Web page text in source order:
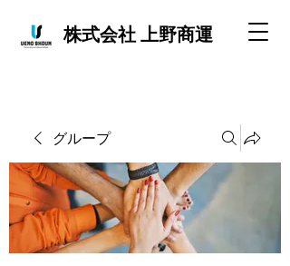
株式会社 上野商運
グループ